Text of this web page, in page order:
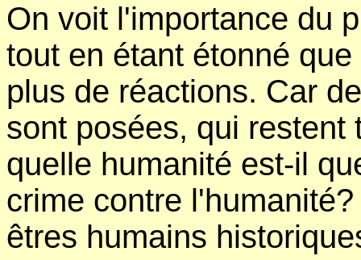
On voit l'importance du
tout en étant étonné
plus de réactions. Car
sont posées, qui restent
quelle humanité est-il
crime contre
êtres humains